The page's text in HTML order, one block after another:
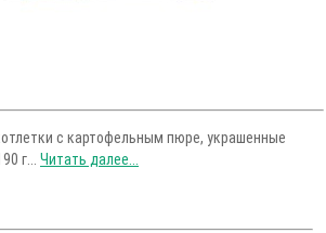
с картофельным пюре, украшенные
г... Читать далее...